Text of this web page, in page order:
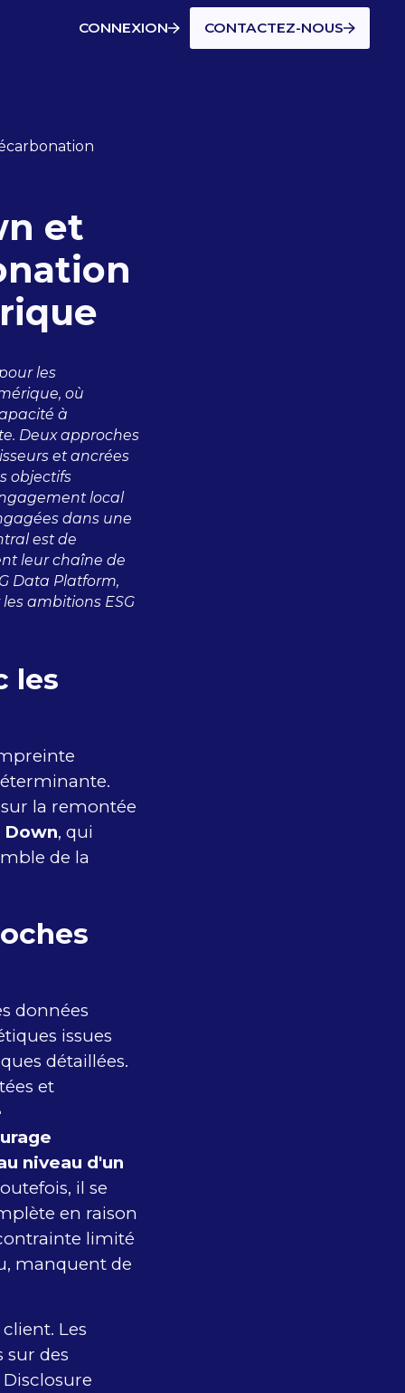
CONNEXION CONTACTEZ-NOUS
et
les
où
à
Deux approches
et ancrées
objectifs
local
dans une
est de
leur chaîne de
Data Platform,
ambitions ESG
les
la remontée
Down, qui
de la
données
issues
détaillées.
et
niveau d'un
il se
en raison
limité
manquent de
Les
des